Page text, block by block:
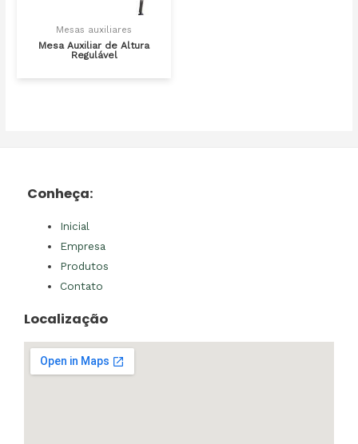
Mesas auxiliares
Mesa Auxiliar de Altura
Regulável
Conheça:
Inicial
Empresa
Produtos
Contato
Localização